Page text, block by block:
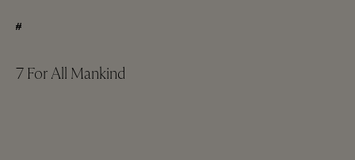
#
7 For All Mankind